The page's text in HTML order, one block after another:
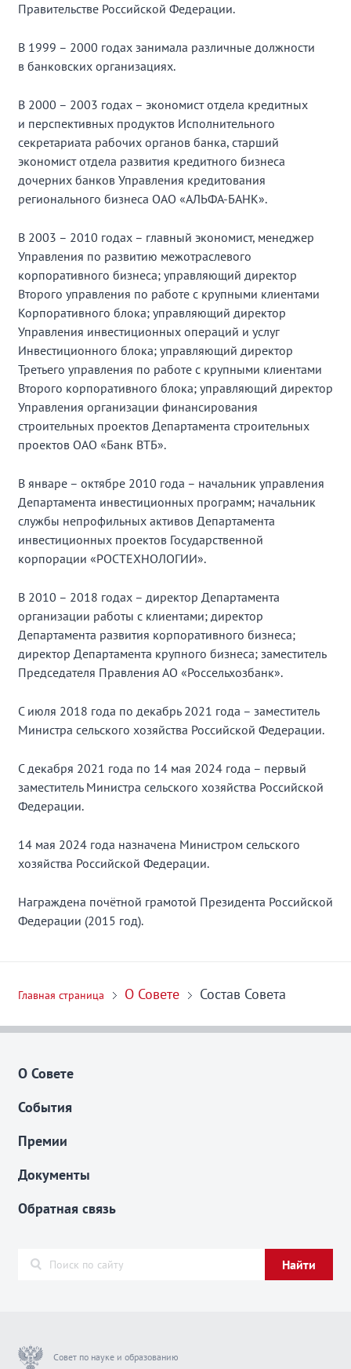
Правительстве Российской Федерации.
В 1999 – 2000 годах занимала различные должности
в банковских организациях.
В 2000 – 2003 годах – экономист отдела кредитных
и перспективных продуктов Исполнительного
секретариата рабочих органов банка, старший
экономист отдела развития кредитного бизнеса
дочерних банков Управления кредитования
регионального бизнеса ОАО «АЛЬФА-БАНК».
В 2003 – 2010 годах – главный экономист, менеджер
Управления по развитию межотраслевого
корпоративного бизнеса; управляющий директор
Второго управления по работе с крупными клиентами
Корпоративного блока; управляющий директор
Управления инвестиционных операций и услуг
Инвестиционного блока; управляющий директор
Третьего управления по работе с крупными клиентами
Второго корпоративного блока; управляющий директор
Управления организации финансирования
строительных проектов Департамента строительных
проектов ОАО «Банк ВТБ».
В январе – октябре 2010 года – начальник управления
Департамента инвестиционных программ; начальник
службы непрофильных активов Департамента
инвестиционных проектов Государственной
корпорации «РОСТЕХНОЛОГИИ».
В 2010 – 2018 годах – директор Департамента
организации работы с клиентами; директор
Департамента развития корпоративного бизнеса;
директор Департамента крупного бизнеса; заместитель
Председателя Правления АО «Россельхозбанк».
С июля 2018 года по декабрь 2021 года – заместитель
Министра сельского хозяйства Российской Федерации.
С декабря 2021 года по 14 мая 2024 года – первый
заместитель Министра сельского хозяйства Российской
Федерации.
14 мая 2024 года назначена Министром сельского
хозяйства Российской Федерации.
Награждена почётной грамотой Президента Российской
Федерации (2015 год).
Главная страница О Совете Состав Совета
О Совете
События
Премии
Документы
Обратная связь
Найти
Совет по науке и образованию